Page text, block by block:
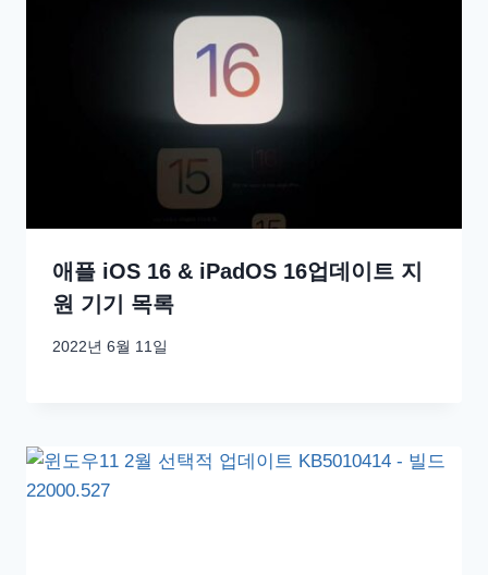
애플 iOS 16 & iPadOS 16업데이트 지
원 기기 목록
2022년 6월 11일